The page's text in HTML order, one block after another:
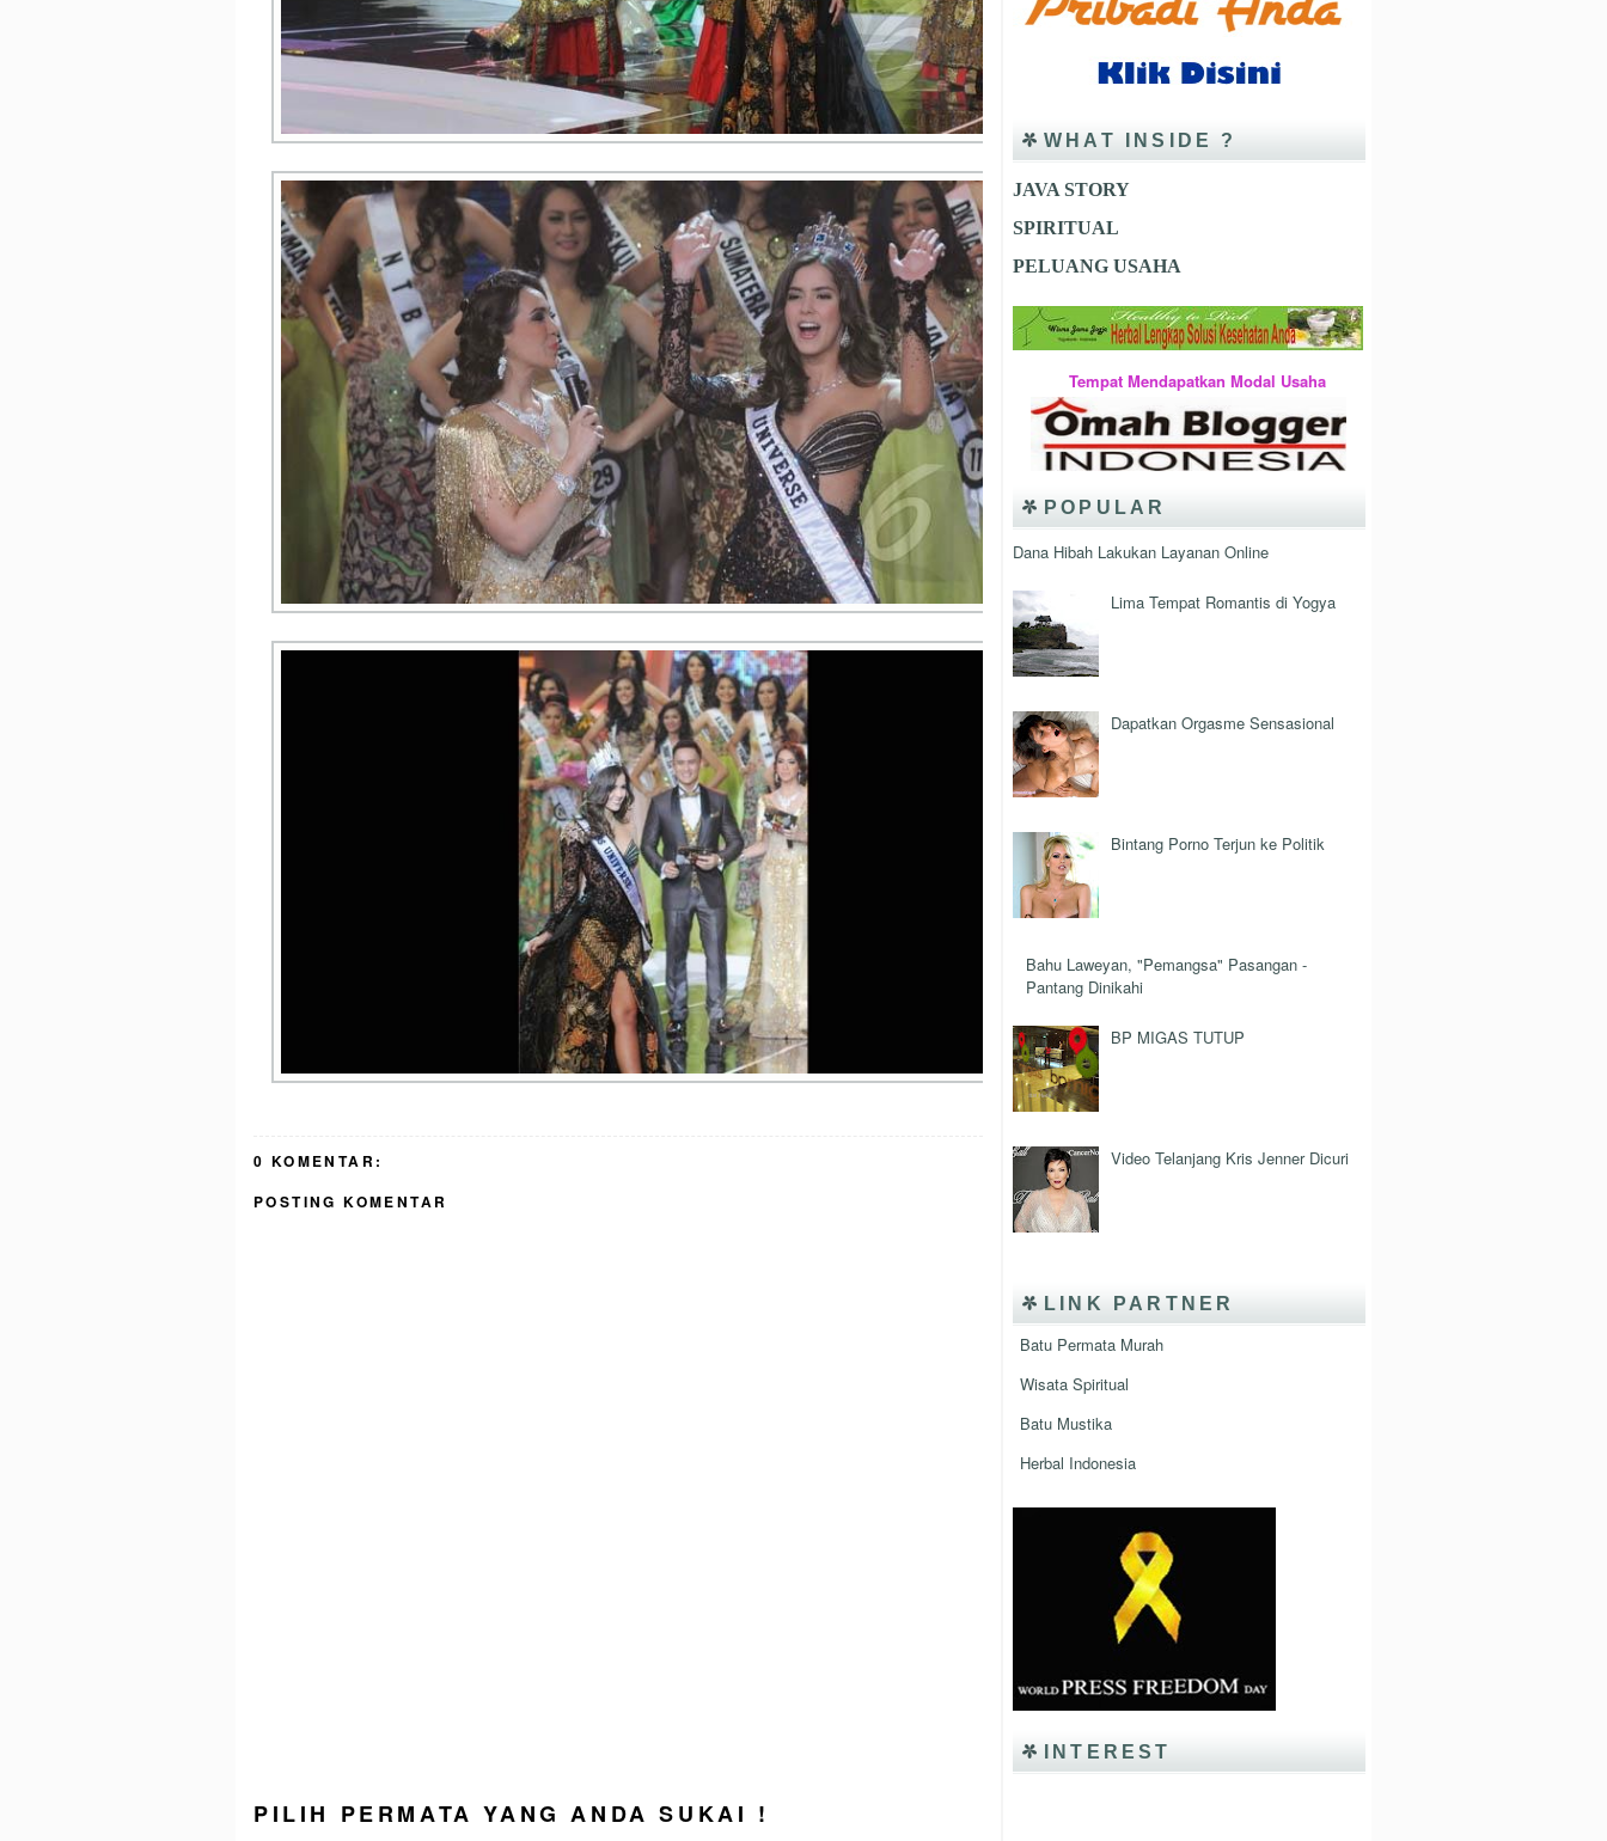
0 KOMENTAR:
POSTING KOMENTAR
PILIH PERMATA YANG ANDA SUKAI !
WHAT INSIDE ?
JAVA STORY
SPIRITUAL
PELUANG USAHA
Tempat Mendapatkan Modal Usaha
POPULAR
Dana Hibah Lakukan Layanan Online
Lima Tempat Romantis di Yogya
Dapatkan Orgasme Sensasional
Bintang Porno Terjun ke Politik
Bahu Laweyan, "Pemangsa" Pasangan -
Pantang Dinikahi
BP MIGAS TUTUP
Video Telanjang Kris Jenner Dicuri
LINK PARTNER
Batu Permata Murah
Wisata Spiritual
Batu Mustika
Herbal Indonesia
INTEREST